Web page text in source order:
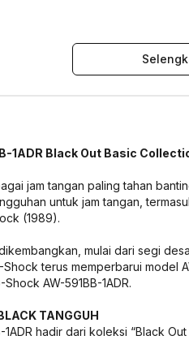
1ADR Black Out Basic
jam tangan paling tahan
untuk jam tangan,
(1989).
mulai dari segi
terus memperbarui model
AW-591BB-1ADR.
TANGGUH
hadir dari koleksi “Black